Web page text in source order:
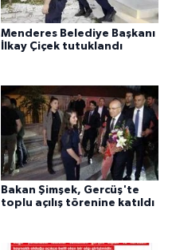
Menderes Belediye Başkanı
İlkay Çiçek tutuklandı
Bakan Şimşek, Gercüş'te
toplu açılış törenine katıldı